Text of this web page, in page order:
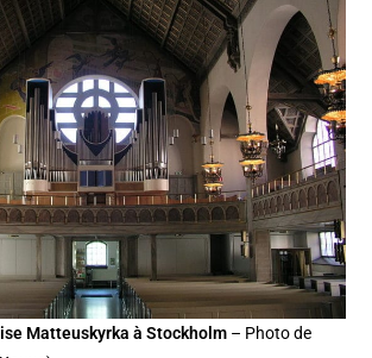
Matteuskyrka à Stockholm – Photo de